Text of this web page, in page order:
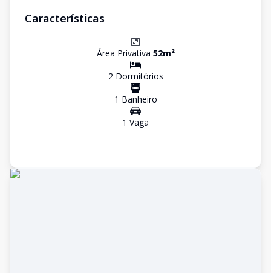
Características
Área Privativa 52m²
2Dormitórios
1 Banheiro
1 Vaga